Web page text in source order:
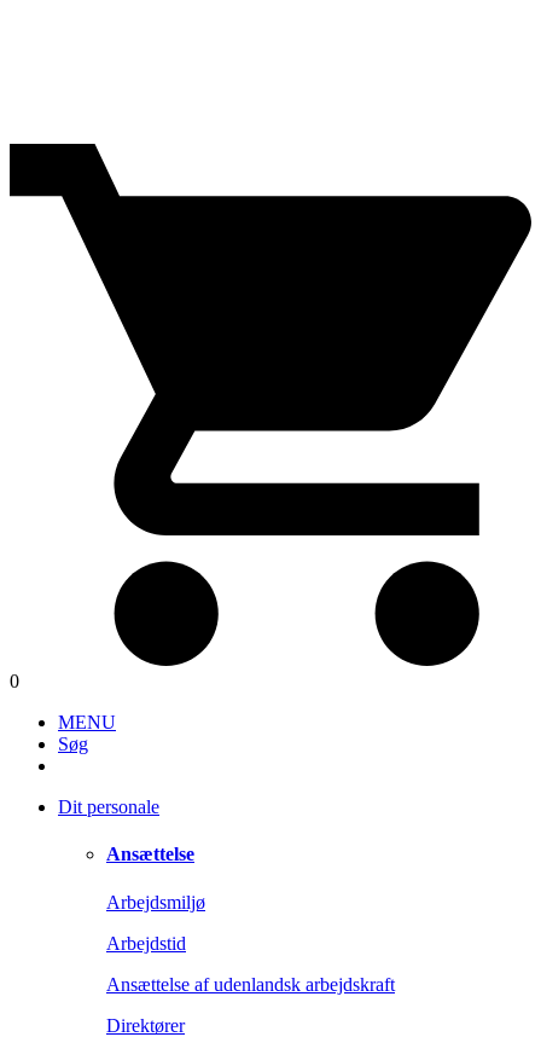
0
MENU
Søg
Dit personale
Ansættelse
Arbejdsmiljø
Arbejdstid
Ansættelse af udenlandsk arbejdskraft
Direktører